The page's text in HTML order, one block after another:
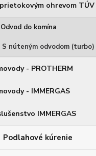
ohrevom TÚV
Odvod do komína
S núteným odvodom (turbo)
- PROTHERM
- IMMERGAS
IMMERGAS
Podlahové kúrenie